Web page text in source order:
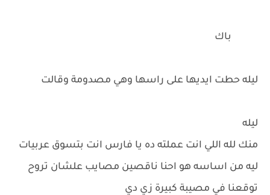
باك
ليله حطت ايديها على راسها وهي مصدومة وقالت
ليله
منك لله اللي انت عملته ده يا فارس انت بتسوق عربيات
ليه من اساسه هو احنا ناقصين مصايب علشان تروح
توقعنا في مصيبة كبيرة زي دي